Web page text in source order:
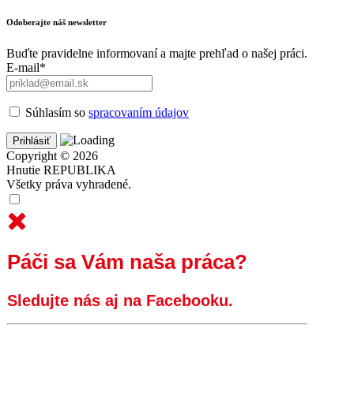
Odoberajte náš newsletter
Buďte pravidelne informovaní a majte prehľad o našej práci.
E-mail*
Súhlasím so spracovaním údajov
Copyright © 2026
Hnutie REPUBLIKA
Všetky práva vyhradené.
Páči sa Vám naša práca?
Sledujte nás aj na Facebooku.